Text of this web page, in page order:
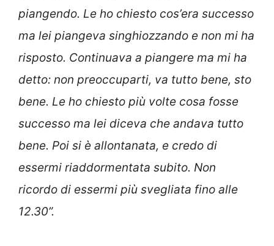
piangendo. Le ho chiesto cos’era successo
ma lei piangeva singhiozzando e non mi ha
risposto. Continuava a piangere ma mi ha
detto: non preoccuparti, va tutto bene, sto
bene. Le ho chiesto più volte cosa fosse
successo ma lei diceva che andava tutto
bene. Poi si è allontanata, e credo di
essermi riaddormentata subito. Non
ricordo di essermi più svegliata fino alle
12.30”.